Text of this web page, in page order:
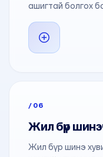
ашигтай болгох
/06
Жил бүр
Жил бүр шинэ